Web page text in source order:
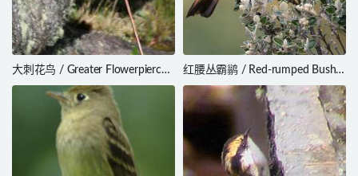
大刺花鸟 / Greater Flowerpiercer
/ Diglossa major
红腰丛霸鹟 / Red-rumped Bush
Tyrant / Cnemarchus
erythropygius